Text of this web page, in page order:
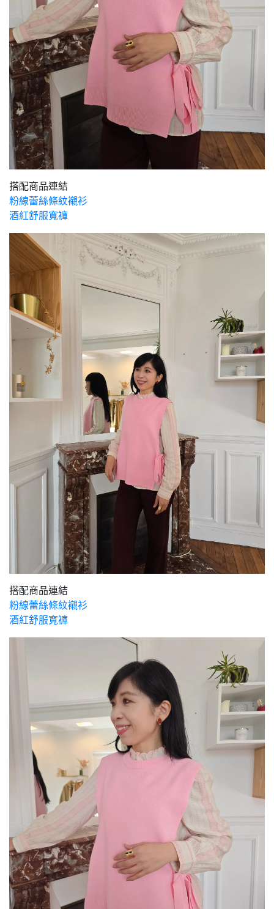
搭配商品連結
粉線蕾絲條紋襯衫
酒紅舒服寬褲
搭配商品連結
粉線蕾絲條紋襯衫
酒紅舒服寬褲